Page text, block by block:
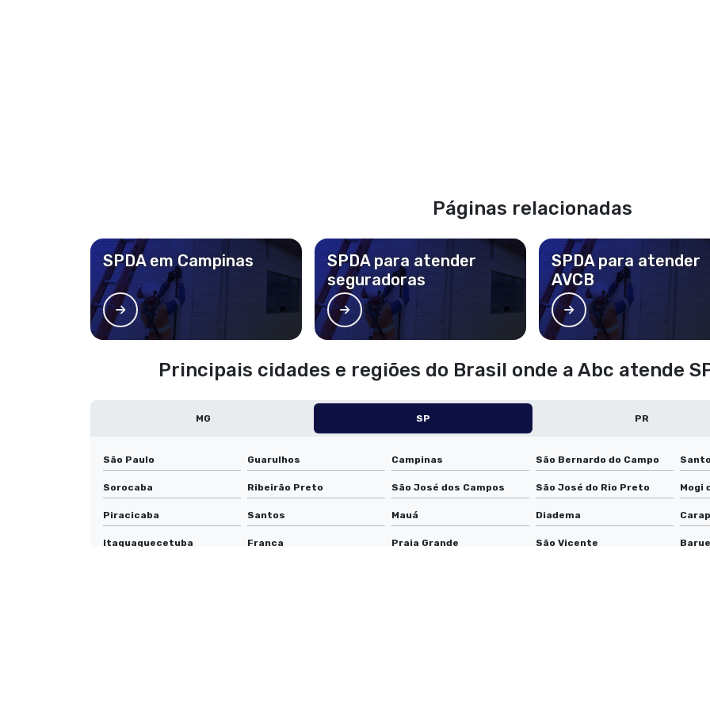
Páginas relacionadas
SPDA em Campinas
SPDA para atender
seguradoras
SPDA para atender
AVCB
Principais cidades e regiões do Brasil onde a Abc atende
MG SP PR
São Paulo Guarulhos Campinas São Bernardo do Campo
Sorocaba Ribeirão Preto São José dos Campos São José do Rio Preto Mogi
Piracicaba Santos Mauá Diadema
Itaquaquecetuba Franca Praia Grande São Vicente